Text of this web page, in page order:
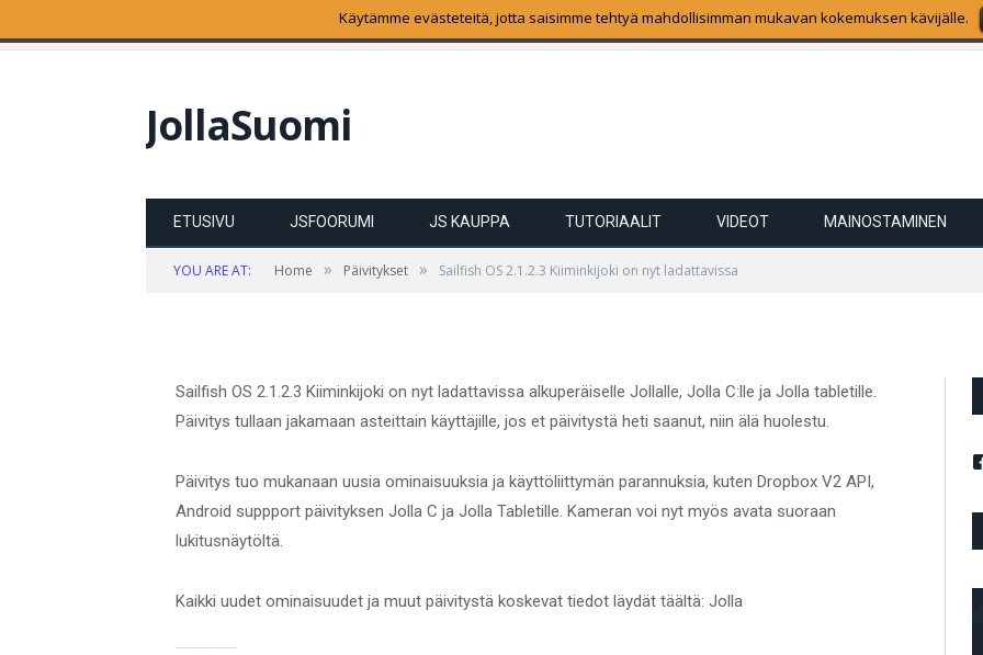
Sailfish OS 2.1.2.3 Kiiminkijoki on nyt ladattavissa
JollaSuomi
ETUSIVU JSFOORUMI JS KAUPPA TUTORIAALIT VIDEOT MAINOSTAMINEN
YOU ARE AT: Home » Päivitykset » Sailfish OS 2.1.2.3 Kiiminkijoki on nyt ladattavissa
PÄIVITYKSET
ladattavissa
Sailfish OS 2.1.2.3 Kiiminkijoki on nyt ladattavissa alkuperäiselle Jollalle, Jolla C:lle ja Jolla tabletille.
Päivitys tullaan jakamaan asteittain käyttäjille, jos et päivitystä heti saanut, niin älä huolestu.
Päivitys tuo mukanaan uusia ominaisuuksia ja käyttöliittymän parannuksia, kuten Dropbox V2 API,
Android suppport päivityksen Jolla C ja Jolla Tabletille. Kameran voi nyt myös avata suoraan
lukitusnäytöltä.
Kaikki uudet ominaisuudet ja muut päivitystä koskevat tiedot läydät täältä: Jolla
Käytämme evästeteitä, jotta saisimme tehtyä mahdollisimman mukavan kokemuksen kävijälle.